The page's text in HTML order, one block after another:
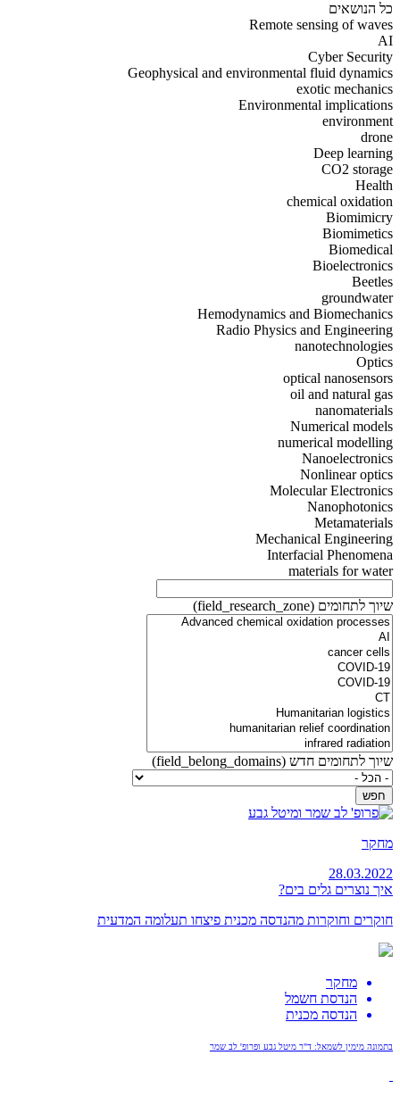
כל הנושאים
Remote sensing of waves
AI
Cyber Security
Geophysical and environmental fluid dynamics
exotic mechanics
Environmental implications
environment
drone
Deep learning
CO2 storage
Health
chemical oxidation
Biomimicry
Biomimetics
Biomedical
Bioelectronics
Beetles
groundwater
Hemodynamics and Biomechanics
Radio Physics and Engineering
nanotechnologies
Optics
optical nanosensors
oil and natural gas
nanomaterials
Numerical models
numerical modelling
Nanoelectronics
Nonlinear optics
Molecular Electronics
Nanophotonics
Metamaterials
Mechanical Engineering
Interfacial Phenomena
materials for water
שיוך לתחומים (field_research_zone)
שיוך לתחומים חדש (field_belong_domains)
מחקר
28.03.2022
איך נוצרים גלים בים?
חוקרים וחוקרות מהנדסה מכנית פיצחו תעלומה המדעית
מחקר
הנדסת חשמל
הנדסה מכנית
בתמונה מימין לשמאל: ד"ר מיטל גבע ופרופ' לב שמר